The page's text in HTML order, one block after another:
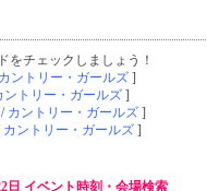
をチェックしましょう！
カントリー・ガールズ ]
ントリー・ガールズ ]
/ カントリー・ガールズ ]
カントリー・ガールズ ]
日 イベント時刻・会場検索